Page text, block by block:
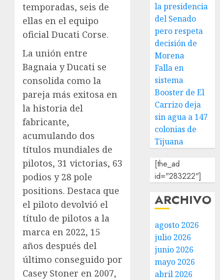
temporadas, seis de
ellas en el equipo
oficial Ducati Corse.
La unión entre
Bagnaia y Ducati se
consolida como la
pareja más exitosa en
la historia del
fabricante,
acumulando dos
títulos mundiales de
pilotos, 31 victorias, 63
podios y 28 pole
positions. Destaca que
el piloto devolvió el
título de pilotos a la
marca en 2022, 15
años después del
último conseguido por
Casey Stoner en 2007,
la presidencia
del Senado
pero respeta
decisión de
Morena
Falla en
sistema
Booster de El
Carrizo deja
sin agua a 147
colonias de
Tijuana
[the_ad
id="283222"]
ARCHIVO
agosto 2026
julio 2026
junio 2026
mayo 2026
abril 2026